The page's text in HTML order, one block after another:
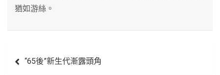
猶如游絲。
章 “65後”新生代漸露頭角